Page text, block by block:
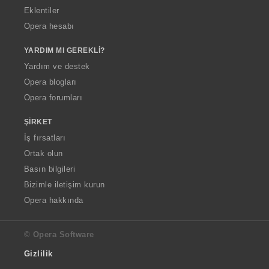
Eklentiler
Opera hesabı
YARDIM MI GEREKLI?
Yardım ve destek
Opera blogları
Opera forumları
ŞIRKET
İş fırsatları
Ortak olun
Basın bilgileri
Bizimle iletişim kurun
Opera hakkında
© Opera Software
Gizlilik